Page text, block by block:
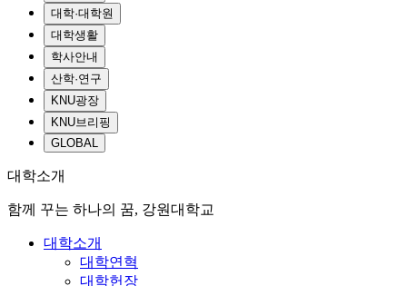
대학·대학원
대학생활
학사안내
산학·연구
KNU광장
KNU브리핑
GLOBAL
대학소개
함께 꾸는 하나의 꿈, 강원대학교
대학소개
대학연혁
대학헌장